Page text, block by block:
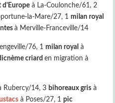
d'Europe à La-Coulonche/61, 2
la-Mare/27, 1milan royal
à Merville-Franceville/14
76, 1milan royal à
criarden migration à
Rubercy/14, 3 bihoreaux gris à
à Poses/27, 1pic